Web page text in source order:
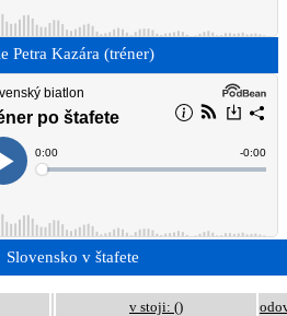
Petra Kazára (tréner)
Slovensko v štafete
v stoji: ()